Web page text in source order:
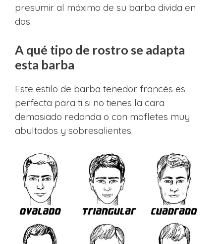
presumir al máximo de su barba divida en
dos.
A qué tipo de rostro se adapta
esta barba
Este estilo de barba tenedor francés es
perfecta para ti si no tienes la cara
demasiado redonda o con mofletes muy
abultados y sobresalientes.